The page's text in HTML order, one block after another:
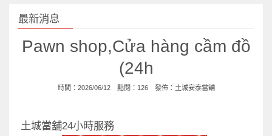
最新消息
Pawn shop,Cửa hàng cầm đồ
(24h
時間：2026/06/12 點閱：126 發佈： 土城安泰當舖
土城當舖24小時服務